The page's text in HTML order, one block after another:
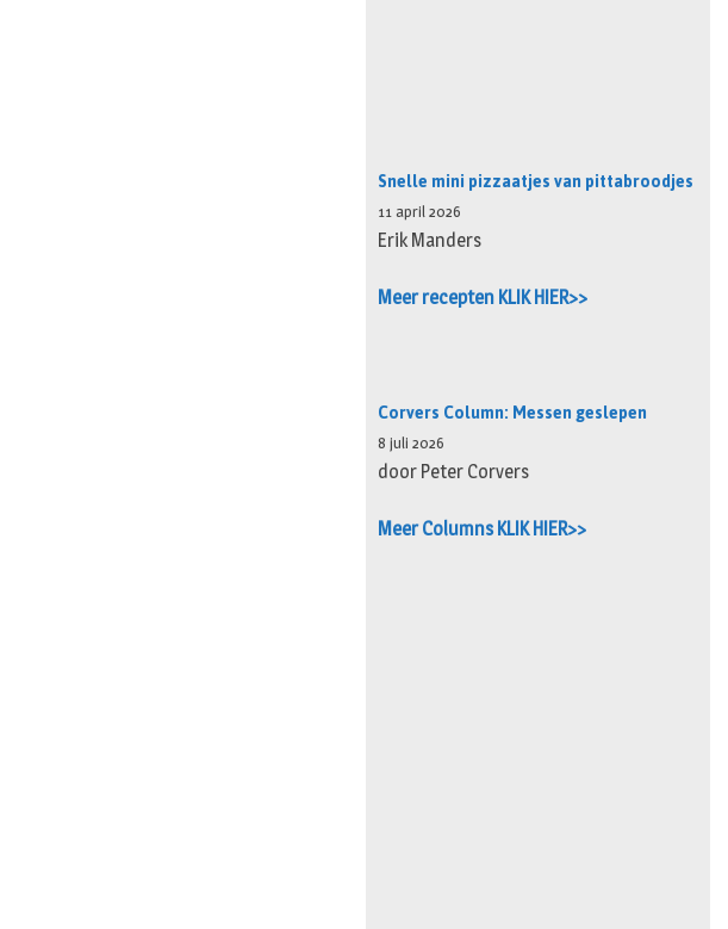
Snelle mini pizzaatjes van pittabroodjes
11 april 2026
Erik Manders
Meer recepten KLIK HIER>>
Corvers Column: Messen geslepen
8 juli 2026
door Peter Corvers
Meer Columns KLIK HIER>>